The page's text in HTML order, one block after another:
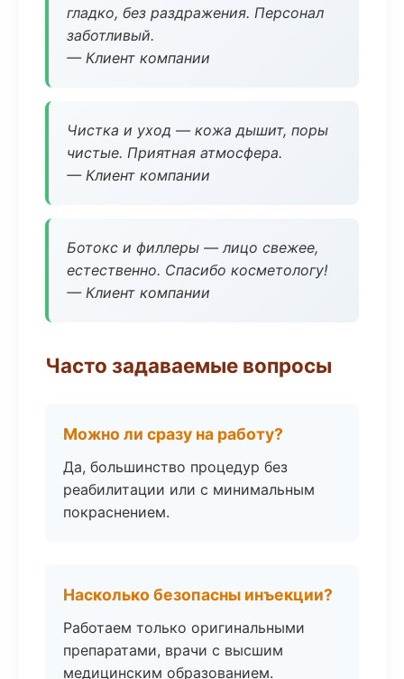
гладко, без раздражения. Персонал
заботливый.
— Клиент компании
Чистка и уход — кожа дышит, поры
чистые. Приятная атмосфера.
— Клиент компании
Ботокс и филлеры — лицо свежее,
естественно. Спасибо косметологу!
— Клиент компании
Часто задаваемые вопросы
Можно ли сразу на работу?
Да, большинство процедур без
реабилитации или с минимальным
покраснением.
Насколько безопасны инъекции?
Работаем только оригинальными
препаратами, врачи с высшим
медицинским образованием.